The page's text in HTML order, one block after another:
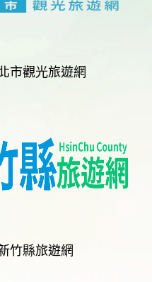
市觀光旅遊網
竹縣旅遊網